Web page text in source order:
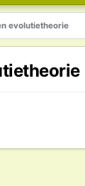
evolutietheorie